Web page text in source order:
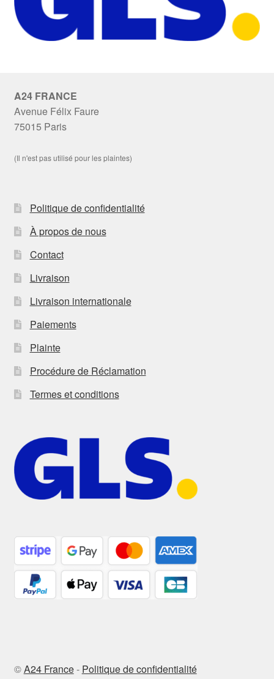
A24 FRANCE
Avenue Félix Faure
75015 Paris
(Il n'est pas utilisé pour les plaintes)
Politique de confidentialité
À propos de nous
Contact
Livraison
Livraison internationale
Paiements
Plainte
Procédure de Réclamation
Termes et conditions
©A24 France- Politique de confidentialité